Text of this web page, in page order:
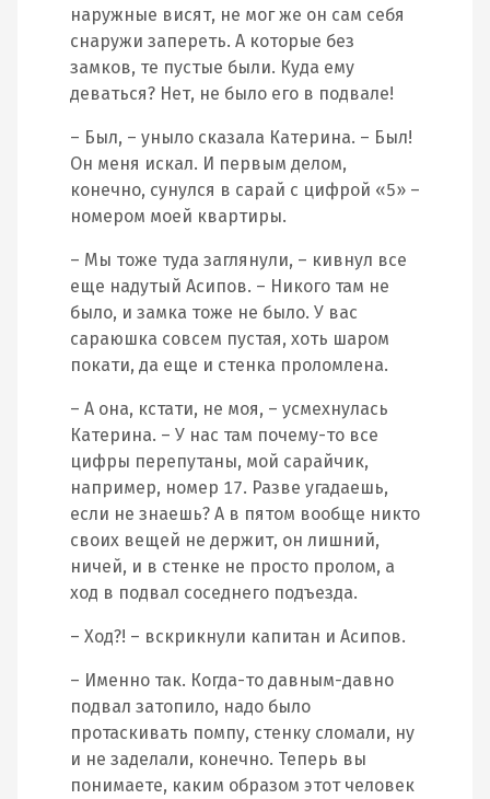
наружные висят, не мог же он сам себя
снаружи запереть. А которые без
замков, те пустые были. Куда ему
деваться? Нет, не было его в подвале!
– Был, – уныло сказала Катерина. – Был!
Он меня искал. И первым делом,
конечно, сунулся в сарай с цифрой «5» –
номером моей квартиры.
– Мы тоже туда заглянули, – кивнул все
еще надутый Асипов. – Никого там не
было, и замка тоже не было. У вас
сараюшка совсем пустая, хоть шаром
покати, да еще и стенка проломлена.
– А она, кстати, не моя, – усмехнулась
Катерина. – У нас там почему-то все
цифры перепутаны, мой сарайчик,
например, номер 17. Разве угадаешь,
если не знаешь? А в пятом вообще никто
своих вещей не держит, он лишний,
ничей, и в стенке не просто пролом, а
ход в подвал соседнего подъезда.
– Ход?! – вскрикнули капитан и Асипов.
– Именно так. Когда-то давным-давно
подвал затопило, надо было
протаскивать помпу, стенку сломали, ну
и не заделали, конечно. Теперь вы
понимаете, каким образом этот человек